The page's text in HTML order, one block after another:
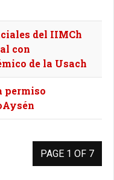
del IIMCh
con
de la Usach
permiso
PAGE 1 OF 7